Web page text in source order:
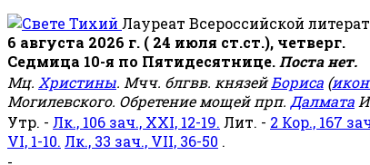
Лауреат Всероссийской
6 августа 2026 г. ( 24 июля ст.ст.), четверг.
Седмица 10-я по Пятидесятнице. Поста нет.
Мц. Христины. Мчч. блгвв. князейБориса (
Могилевского. Обретение мощей прп. Далмата
Утр. - Лк., 106 зач., XXI, 12-19. Лит. - 2 Кор., 167
VI, 1-10. Лк., 33 зач., VII, 36-50 .